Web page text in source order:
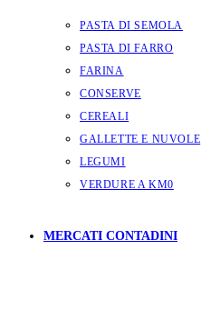
PASTA DI SEMOLA
PASTA DI FARRO
FARINA
CONSERVE
CEREALI
GALLETTE E NUVOLE
LEGUMI
VERDURE A KM0
MERCATI CONTADINI